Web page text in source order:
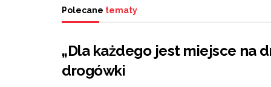
Polecane tematy
„Dla każdego jest miejsce na
drogówki